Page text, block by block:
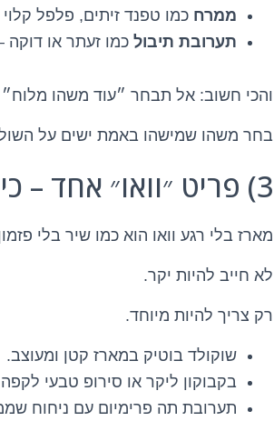
ממרח כמו טפנד זיתים, פלפל
תערובת תיבול כמו זעתר או דוקה
והכי חשוב: אל תבחר ״עוד משהו מלוח״
בחר משהו שמישהו באמת ישים על
3) פריט ״וואו״ אחד – כי אנשים אוהבים רגעים
מארז בלי רגע וואו הוא כמו שיר בלי
לא חייב להיות יקר.
רק צריך להיות מיוחד.
שוקולד בוטיק במארז קטן ומעוצב.
בקבוקון ליקר או סירופ טבעי
תערובת תה פרימיום עם ניחוח